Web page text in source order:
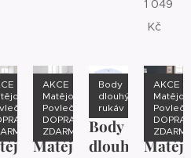
1 049
Kč
AKCE
Matějovský
AKCE
Matějovský
Povlečení
DOPRAVA
ZDARMA
Body
dlouhý
Body
dlouhý
rukáv
AKCE
AKCE